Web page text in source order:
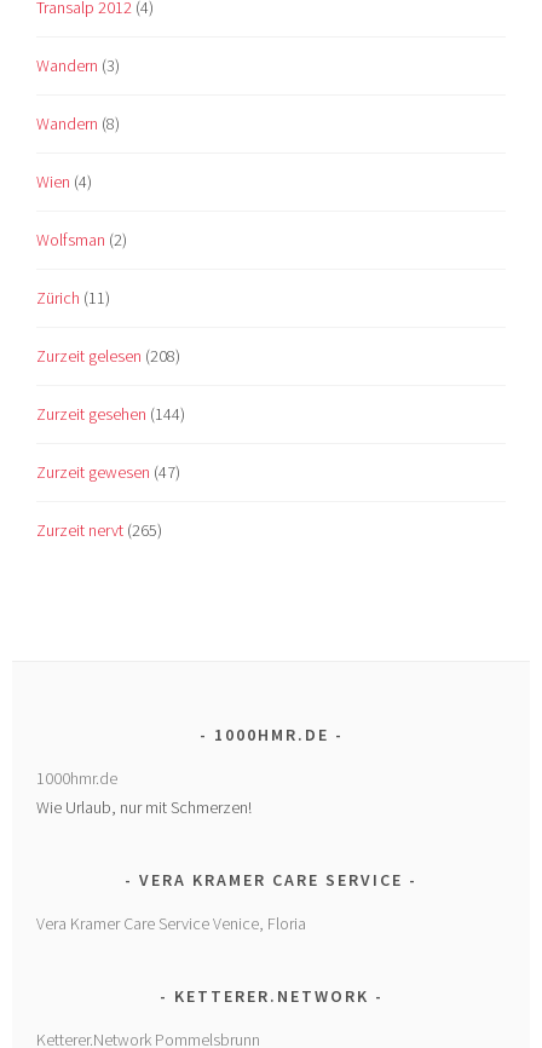
Transalp 2012 (4)
Wandern (3)
Wandern (8)
Wien (4)
Wolfsman (2)
Zürich (11)
Zurzeit gelesen (208)
Zurzeit gesehen (144)
Zurzeit gewesen (47)
Zurzeit nervt (265)
1000HMR.DE
1000hmr.de
Wie Urlaub, nur mit Schmerzen!
VERA KRAMER CARE SERVICE
Vera Kramer Care Service Venice, Floria
KETTERER.NETWORK
Ketterer.Network Pommelsbrunn